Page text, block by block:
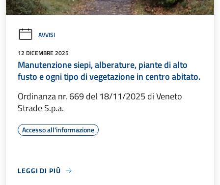
AVVISI
12 DICEMBRE 2025
Manutenzione siepi, alberature, piante di alto
fusto e ogni tipo di vegetazione in centro abitato.
Ordinanza nr. 669 del 18/11/2025 di Veneto
Strade S.p.a.
Accesso all'informazione
LEGGI DI PIÙ